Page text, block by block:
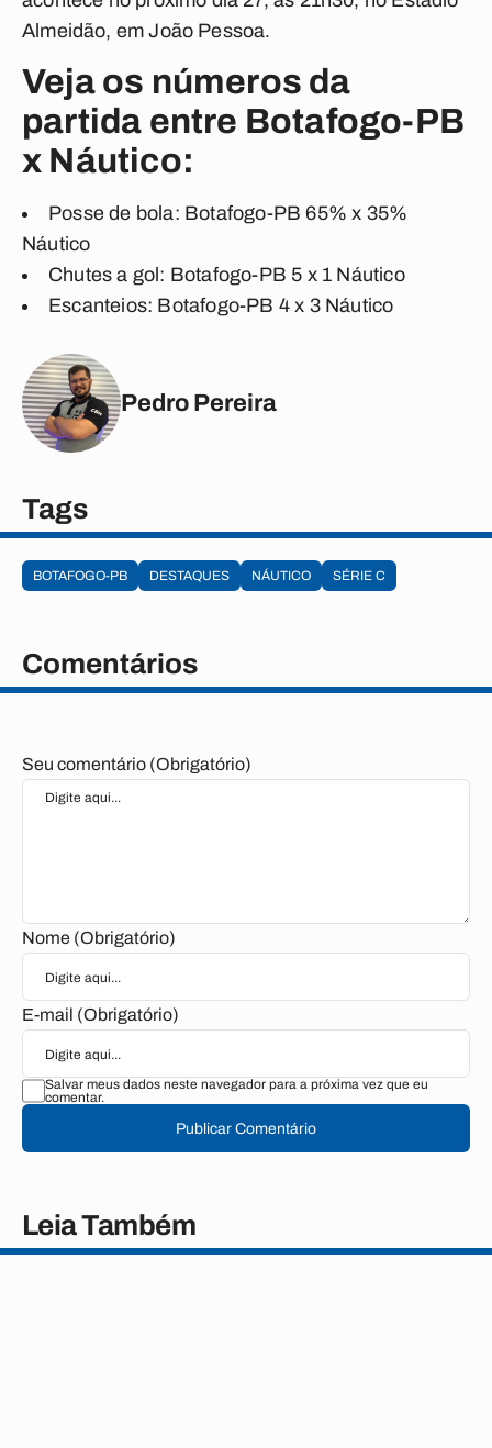
Almeidão, em João Pessoa.
Veja os números da
partida entre Botafogo-PB
x Náutico:
Posse de bola: Botafogo-PB 65% x 35%
Náutico
Chutes a gol: Botafogo-PB 5 x 1 Náutico
Escanteios: Botafogo-PB 4 x 3 Náutico
Pedro Pereira
Tags
BOTAFOGO-PB DESTAQUES NÁUTICO SÉRIE C
Comentários
Seu comentário (Obrigatório)
Nome (Obrigatório)
E-mail (Obrigatório)
Salvar meus dados neste navegador para a próxima vez que eu
comentar.
Publicar Comentário
Leia Também